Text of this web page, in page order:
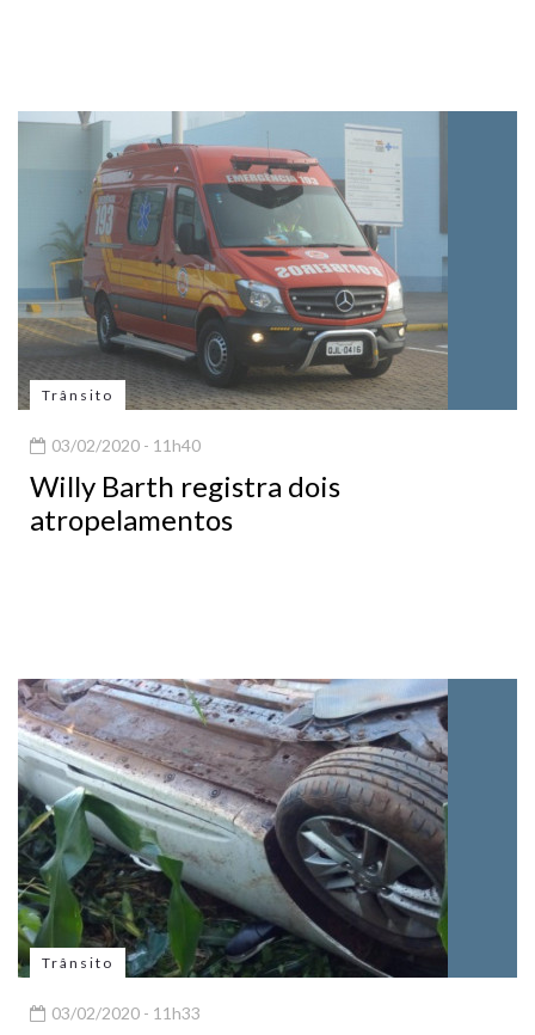
Trânsito
03/02/2020 - 11h40
Willy Barth registra dois
atropelamentos
Trânsito
03/02/2020 - 11h33